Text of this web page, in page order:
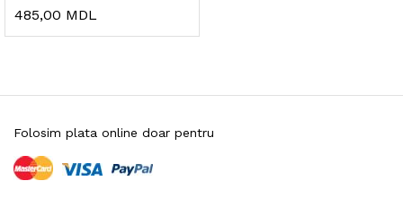
485,00 MDL
Folosim plata online doar pentru